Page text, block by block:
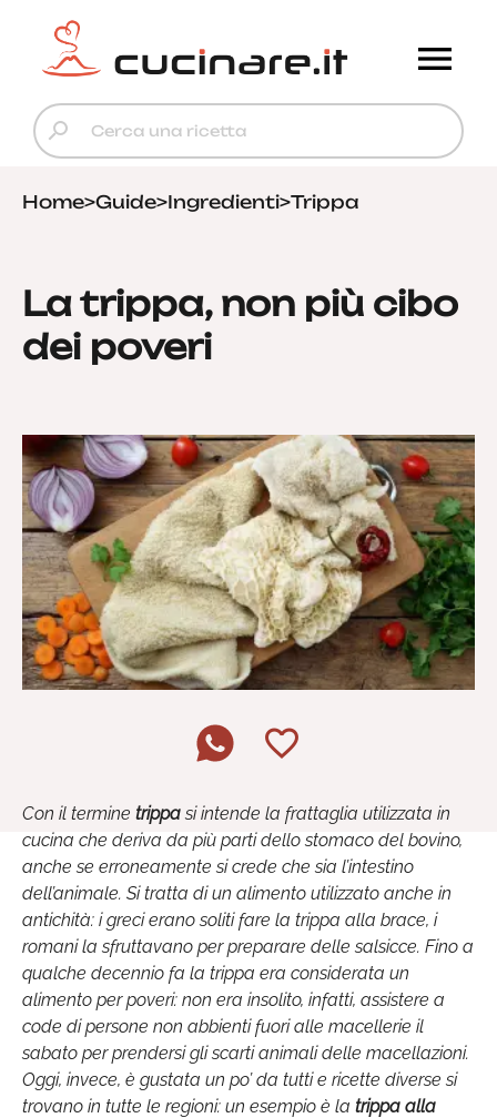
Home>Guide>Ingredienti>Trippa
La trippa, non più cibo
dei poveri
Con il termine trippasi intende la frattaglia utilizzata in
cucina che deriva da più parti dello stomaco del bovino,
anche se erroneamente si crede che sia l’intestino
dell’animale. Si tratta di un alimento utilizzato anche in
antichità: i greci erano soliti fare la trippa alla brace, i
romani la sfruttavano per preparare delle salsicce. Fino a
qualche decennio fa la trippa era considerata un
alimento per poveri: non era insolito, infatti, assistere a
code di persone non abbienti fuori alle macellerie il
sabato per prendersi gli scarti animali delle macellazioni.
Oggi, invece, è gustata un po’ da tutti e ricette diverse si
trovano in tutte le regioni: un esempio è la trippa alla